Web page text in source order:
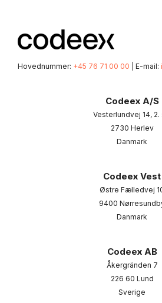
Hovednummer: +45 76 71 00 00 | E-mail:
Codeex A/S
Vesterlundvej 14, 2.
2730 Herlev
Danmark
Codeex Vest
Østre Fælledvej
9400
Danmark
Codeex AB
Åkergränden 7
226 60 Lund
Sverige